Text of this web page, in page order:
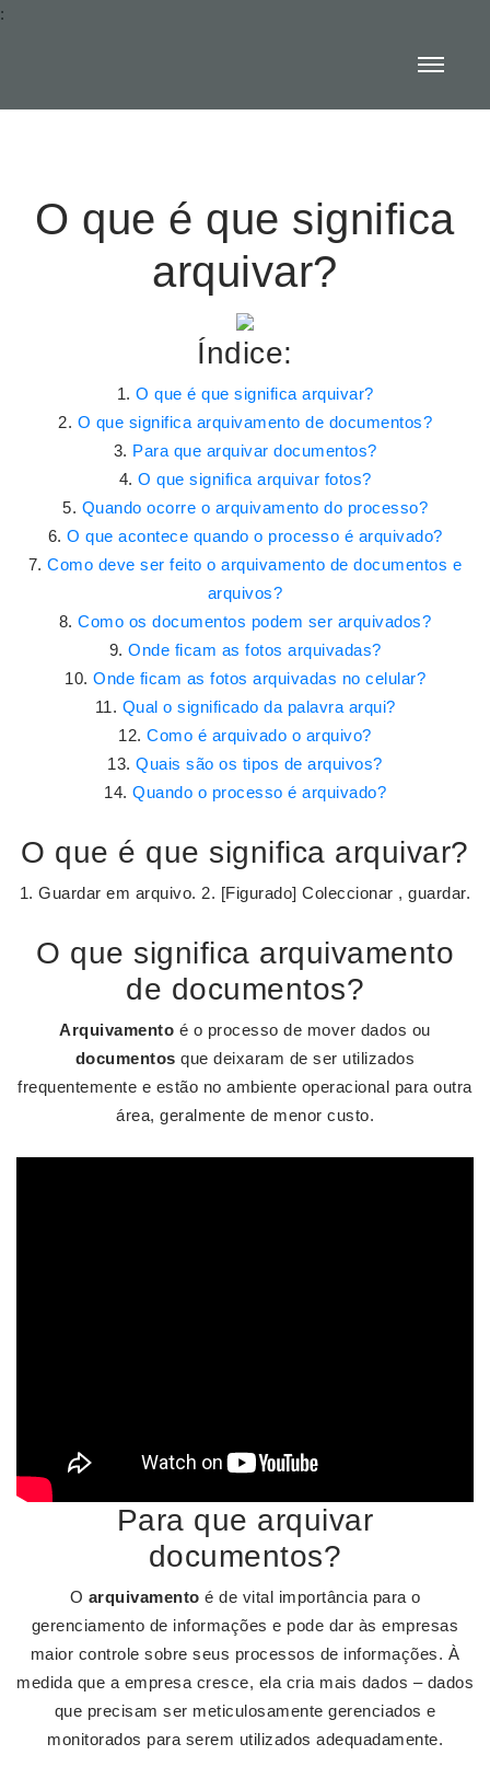
:
O que é que significa
arquivar?
Índice:
O que é que significa arquivar?
O que significa arquivamento de documentos?
Para que arquivar documentos?
O que significa arquivar fotos?
Quando ocorre o arquivamento do processo?
O que acontece quando o processo é arquivado?
Como deve ser feito o arquivamento de documentos e
arquivos?
Como os documentos podem ser arquivados?
Onde ficam as fotos arquivadas?
Onde ficam as fotos arquivadas no celular?
Qual o significado da palavra arqui?
Como é arquivado o arquivo?
Quais são os tipos de arquivos?
Quando o processo é arquivado?
O que é que significa arquivar?
1. Guardar em arquivo. 2. [Figurado] Coleccionar , guardar.
O que significa arquivamento
de documentos?
Arquivamento é o processo de mover dados ou
documentos que deixaram de ser utilizados
frequentemente e estão no ambiente operacional para outra
área, geralmente de menor custo.
Para que arquivar
documentos?
O arquivamento é de vital importância para o
gerenciamento de informações e pode dar às empresas
maior controle sobre seus processos de informações. À
medida que a empresa cresce, ela cria mais dados – dados
que precisam ser meticulosamente gerenciados e
monitorados para serem utilizados adequadamente.